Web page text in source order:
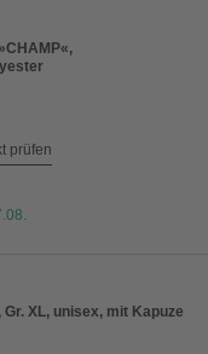
prüfen
XL, unisex, mit Kapuze